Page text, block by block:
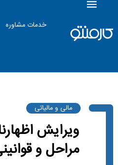
خدمات مشاوره
مالی و مالیاتی
ویرایش
مراحل و